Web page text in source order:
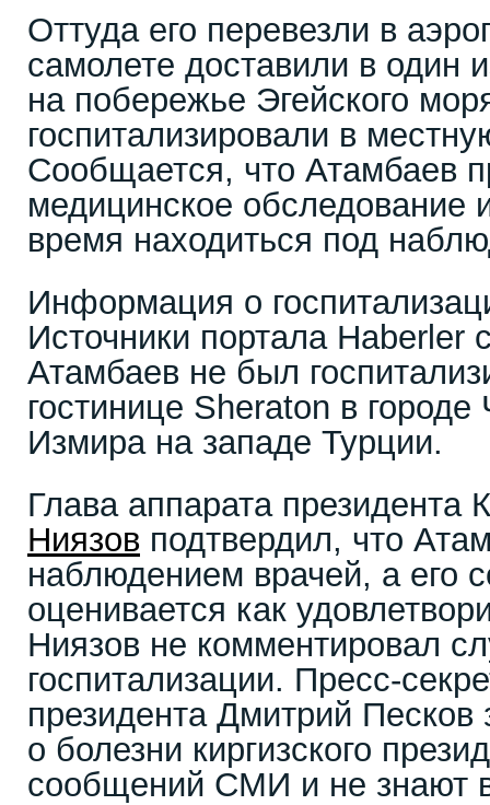
Оттуда его перевезли в
самолете доставили в один
на побережье Эгейского
госпитализировали в
Сообщается, что Атамбаев
медицинское обследование
время находиться под
Информация о
Источники портала Haberler
Атамбаев не был
гостинице Sheraton в
Измира на западе Турции.
Глава аппарата президента
Ниязов подтвердил, что
наблюдением врачей, а его
оценивается как
Ниязов не комментировал
госпитализации. Пресс-
президента Дмитрий Песков
о болезни киргизского
сообщений СМИ и не знают